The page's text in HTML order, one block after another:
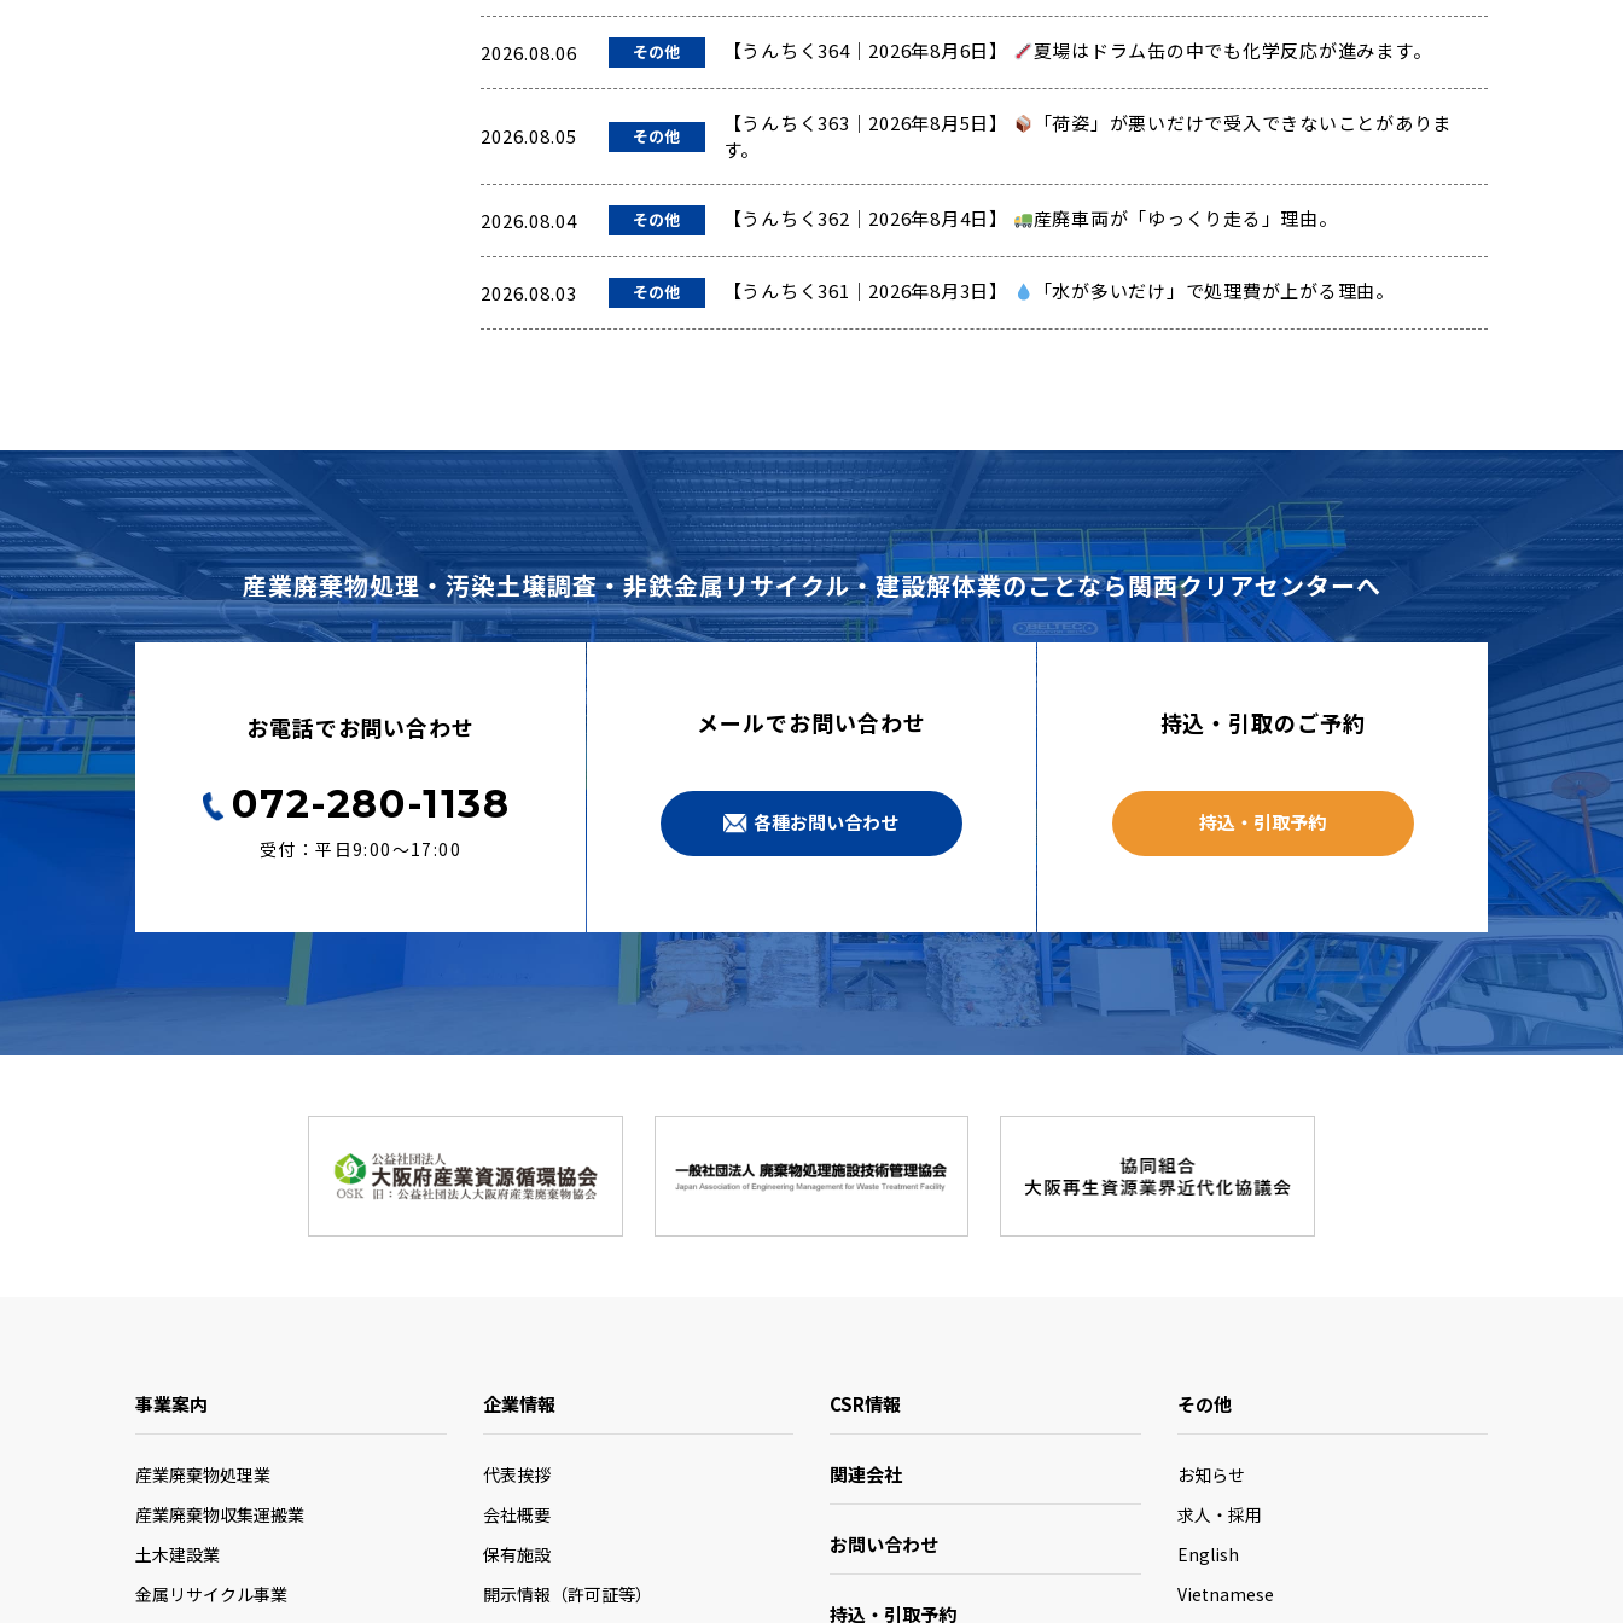
2026.08.06 その他 【うんちく364｜2026年8月6日】 夏場はドラム缶の中でも化学反応が進みます。
2026.08.05 その他 【うんちく363｜2026年8月5日】
「荷姿」が悪いだけで受入できないことがありま
す。
2026.08.04 その他 【うんちく362｜2026年8月4日】 産廃車両が「ゆっくり走る」理由。
2026.08.03 その他 【うんちく361｜2026年8月3日】 「水が多いだけ」で処理費が上がる理由。
産業廃棄物処理・汚染土壌調査・非鉄金属リサイクル・建設解体業のことなら関西クリアセンターへ
お電話でお問い合わせ
072-280-1138
受付：平日9:00〜17:00
メールでお問い合わせ
各種お問い合わせ
持込・引取のご予約
持込・引取予約
事業案内
産業廃棄物処理業
産業廃棄物収集運搬業
土木建設業
金属リサイクル事業
企業情報
代表挨拶
会社概要
保有施設
開示情報（許可証等）
CSR情報
関連会社
お問い合わせ
持込・引取予約
その他
お知らせ
求人・採用
English
Vietnamese